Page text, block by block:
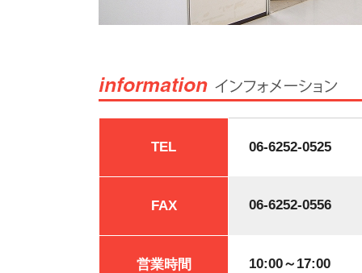
TEL 06-6252-0525
FAX 06-6252-0556
営業時間 10:00～17:00